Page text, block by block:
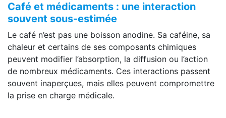
Café et médicaments : une interaction
souvent sous-estimée
Le café n’est pas une boisson anodine. Sa caféine, sa
chaleur et certains de ses composants chimiques
peuvent modifier l’absorption, la diffusion ou l’action
de nombreux médicaments. Ces interactions passent
souvent inaperçues, mais elles peuvent compromettre
la prise en charge médicale.